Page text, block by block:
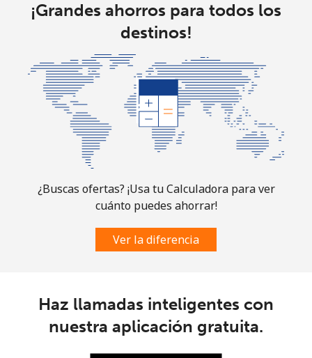
¡Grandes ahorros para todos los
destinos!
¿Buscas ofertas? ¡Usa tu Calculadora para ver
cuánto puedes ahorrar!
Ver la diferencia
Haz llamadas inteligentes con
nuestra aplicación gratuita.